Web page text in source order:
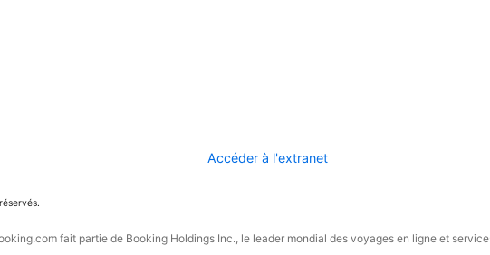
Accéder à l'extranet
fait partie de Booking Holdings Inc., le leader mondial des voyages en ligne et